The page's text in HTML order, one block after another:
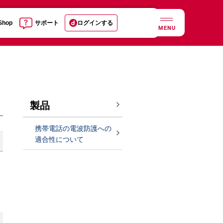
サポート ログインする
MENU
製品
携帯電話の電波防護への
適合性について